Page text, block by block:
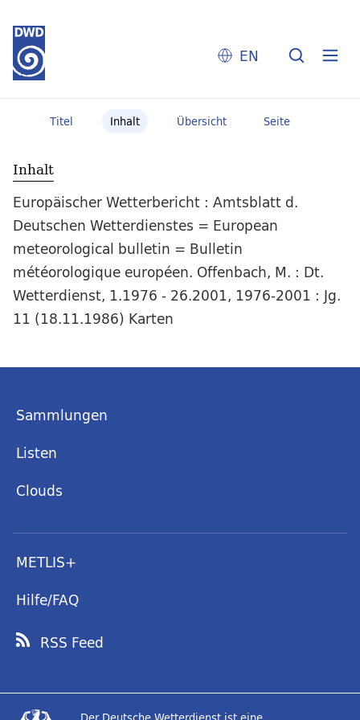
EN
Titel Inhalt Übersicht Seite
Inhalt
Europäischer Wetterbericht : Amtsblatt d.
Deutschen Wetterdienstes = European
meteorological bulletin = Bulletin
météorologique européen. Offenbach, M. : Dt.
Wetterdienst, 1.1976 - 26.2001, 1976-2001 : Jg.
11 (18.11.1986) Karten
Sammlungen
Listen
Clouds
METLIS+
Hilfe/FAQ
RSS Feed